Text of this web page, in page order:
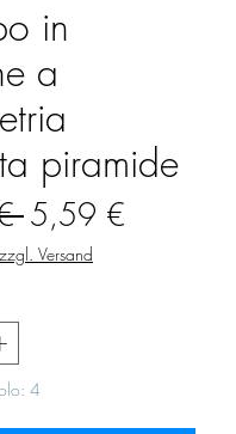
in
a
piramide
Prezzo
regolare
5,59 €
zzgl. Versand
4